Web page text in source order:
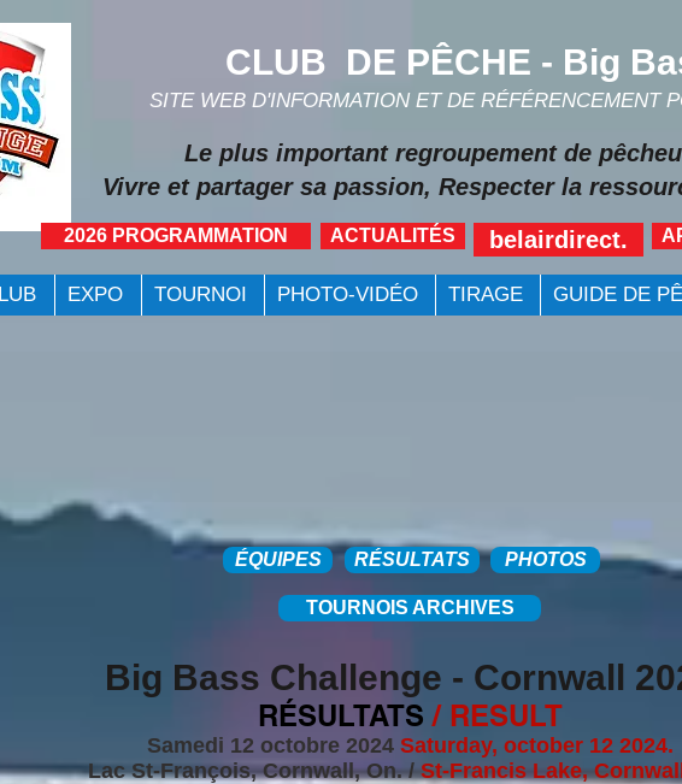
CLUB DE PÊCHE - Big
SITE WEB D'INFORMATION ET DE RÉFÉRENCEMENT
Vivre et partager sa passion, Respecter la
2026 PROGRAMMATION ACTUALITÉS belairdirect.
Le plus important regroupement de
EXPO TOURNOI PHOTO-VIDÉO TIRAGE GUIDE DE
ÉQUIPES RÉSULTATS PHOTOS
TOURNOIS ARCHIVES
Big Bass Challenge - Cornwall
RÉSULTATS / RESULT
Samedi 12 octobre 2024 Saturday, october 12 2024.
Lac St-François, Cornwall, On. /St-Francis Lake,